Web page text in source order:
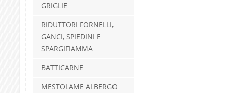
GRIGLIE
RIDUTTORI FORNELLI,
GANCI, SPIEDINI E
SPARGIFIAMMA
BATTICARNE
MESTOLAME ALBERGO